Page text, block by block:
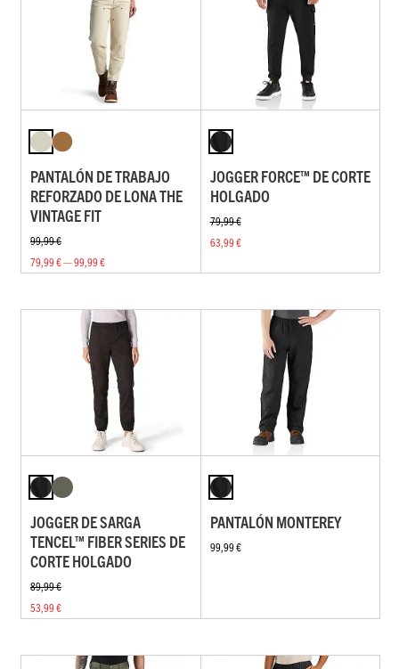
PANTALÓN DE TRABAJO
REFORZADO DE LONA THE
VINTAGE FIT
99,99 €
79,99 € — 99,99 €
JOGGER FORCE™ DE CORTE
HOLGADO
79,99 €
63,99 €
JOGGER DE SARGA
TENCEL™ FIBER SERIES DE
CORTE HOLGADO
89,99 €
53,99 €
PANTALÓN MONTEREY
99,99 €